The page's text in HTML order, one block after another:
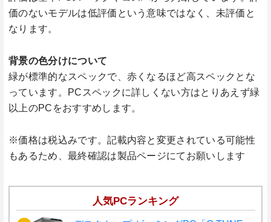
価のないモデルは低評価という意味ではなく、未評価と
なります。
背景の色分けについて
緑が標準的なスペックで、赤くなるほど高スペックとな
っています。PCスペックに詳しくない方はとりあえず緑
以上のPCをおすすめします。
※価格は税込みです。記載内容と変更されている可能性
もあるため、最終確認は製品ページにてお願いします
人気PCランキング